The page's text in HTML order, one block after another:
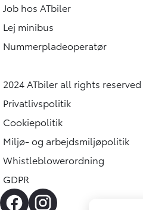
Job hos ATbiler
Lej minibus
Nummerpladeoperatør
2024 ATbiler all rights reserved
Privatlivspolitik
Cookiepolitik
Miljø- og arbejdsmiljøpolitik
Whistleblowerordning
GDPR